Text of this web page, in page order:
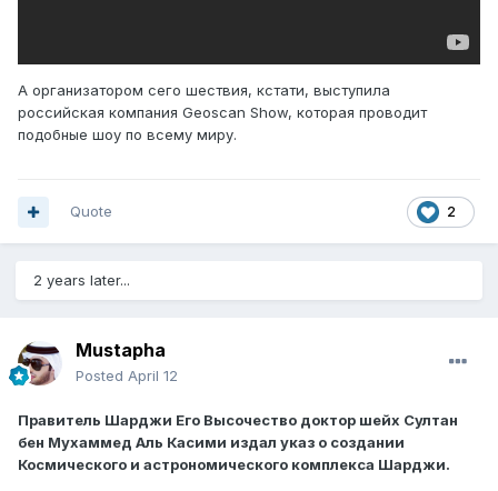
А организатором сего шествия, кстати, выступила
российская компания Geoscan Show, которая проводит
подобные шоу по всему миру.
2
Quote
2 years later...
Mustapha
Posted April 12
Правитель Шарджи Его Высочество доктор шейх Султан
бен Мухаммед Аль Касими издал указ о создании
Космического и астрономического комплекса Шарджи.